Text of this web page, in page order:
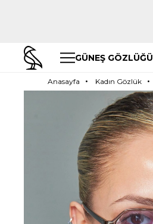
GÜNEŞ GÖZLÜĞÜ
Anasayfa Kadın Gözlük